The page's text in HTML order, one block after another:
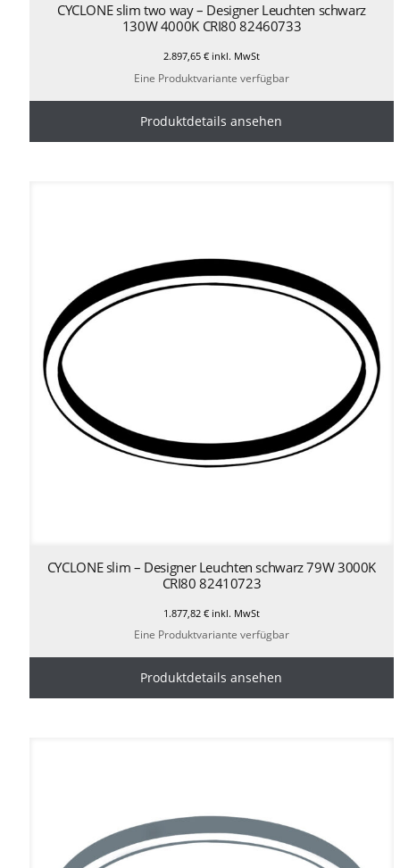
CYCLONE slim two way – Designer Leuchten schwarz
130W 4000K CRI80 82460733
2.897,65 €inkl. MwSt
Eine Produktvariante verfügbar
Produktdetails ansehen
CYCLONE slim – Designer Leuchten schwarz 79W 3000K
CRI80 82410723
1.877,82 €inkl. MwSt
Eine Produktvariante verfügbar
Produktdetails ansehen